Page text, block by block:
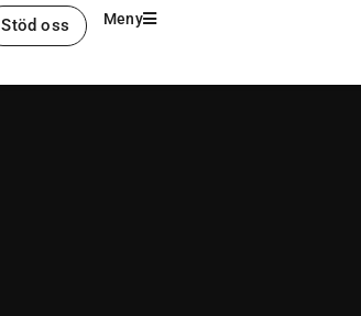
Stöd oss Meny